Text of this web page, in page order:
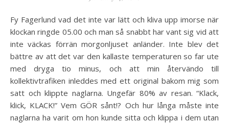
Fy Fagerlund vad det inte var lätt och kliva upp imorse när
klockan ringde 05.00 och man så snabbt har vant sig vid att
inte väckas förrän morgonljuset anländer. Inte blev det
bättre av att det var den kallaste temperaturen so far ute
med dryga tio minus, och att min återvändo till
kollektivtrafiken inleddes med ett original bakom mig som
satt och klippte naglarna. Ungefär 80% av resan. “Klack,
klick, KLACK!” Vem GÖR sånt!? Och hur långa måste inte
naglarna ha varit om hon kunde sitta och klippa i dem utan